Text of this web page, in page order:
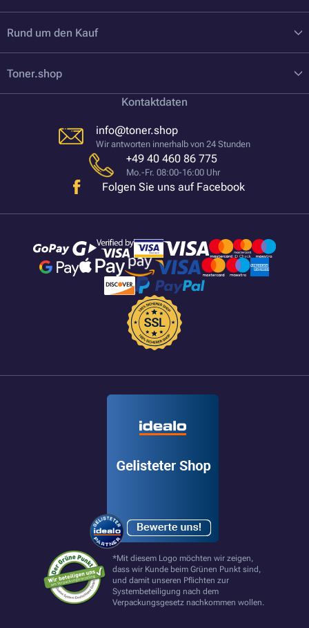
Rund um den Kauf
Toner.shop
Kontaktdaten
info@toner.shop
Wir antworten innerhalb von 24 Stunden
+49 40 460 86 775
Mo.-Fr. 08:00-16:00 Uhr
Folgen Sie uns auf Facebook
*Mit diesem Logo möchten wir zeigen,
dass wir Kunde beim Grünen Punkt sind,
und damit unseren Pflichten zur
Systembeteiligung nach dem
Verpackungsgesetz nachkommen wollen.